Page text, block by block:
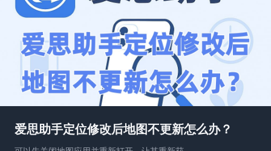
爱思助手定位修改后地图不更新怎么办？